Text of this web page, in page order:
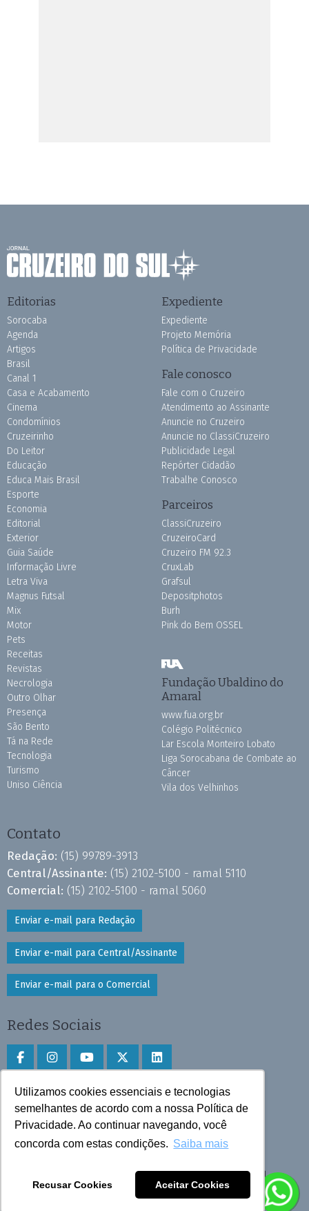
Utilizamos cookies essenciais e tecnologias
semelhantes de acordo com a nossa Política de
Privacidade. Ao continuar navegando, você
concorda com estas condições. Saiba mais
Recusar Cookies Aceitar Cookies
Editorias
Sorocaba
Agenda
Artigos
Brasil
Canal 1
Casa e Acabamento
Cinema
Condomínios
Cruzeirinho
Do Leitor
Educação
Educa Mais Brasil
Esporte
Economia
Editorial
Exterior
Guia Saúde
Informação Livre
Letra Viva
Magnus Futsal
Mix
Motor
Pets
Receitas
Revistas
Necrologia
Outro Olhar
Presença
São Bento
Tá na Rede
Tecnologia
Turismo
Uniso Ciência
Expediente
Expediente
Projeto Memória
Política de Privacidade
Fale conosco
Fale com o Cruzeiro
Atendimento ao Assinante
Anuncie no Cruzeiro
Anuncie no ClassiCruzeiro
Publicidade Legal
Repórter Cidadão
Trabalhe Conosco
Parceiros
ClassiCruzeiro
CruzeiroCard
Cruzeiro FM 92.3
CruxLab
Grafsul
Depositphotos
Burh
Pink do Bem OSSEL
Fundação Ubaldino do
Amaral
www.fua.org.br
Colégio Politécnico
Lar Escola Monteiro Lobato
Liga Sorocabana de Combate ao
Câncer
Vila dos Velhinhos
Contato
Redação: (15) 99789-3913
Central/Assinante: (15) 2102-5100 - ramal 5110
Comercial: (15) 2102-5100 - ramal 5060
Enviar e-mail para Redação
Enviar e-mail para Central/Assinante
Enviar e-mail para o Comercial
Redes Sociais
Faça download do aplicativo
Play Store e App Store
Todos os direitos reservados © 2025 Cruzeiro do Sul